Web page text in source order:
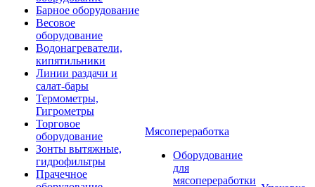
Барное оборудование
Весовое
оборудование
Водонагреватели,
кипятильники
Линии раздачи и
салат-бары
Термометры,
Гигрометры
Торговое
оборудование
Зонты вытяжные,
гидрофильтры
Прачечное
Мясопереработка
Оборудование
для
мясопереработки